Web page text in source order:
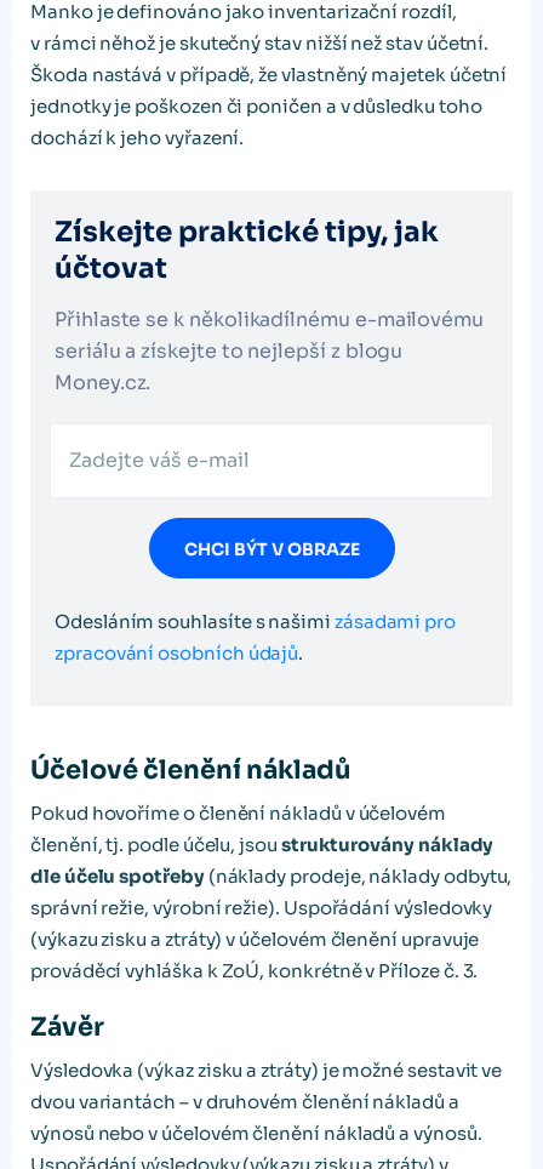
Manko je definováno jako inventarizační rozdíl,
v rámci něhož je skutečný stav nižší než stav účetní.
Škoda nastává v případě, že vlastněný majetek účetní
jednotky je poškozen či poničen a v důsledku toho
dochází k jeho vyřazení.
Získejte praktické tipy, jak
účtovat
Přihlaste se k několikadílnému e-mailovému
seriálu a získejte to nejlepší z blogu
Money.cz.
CHCI BÝT V OBRAZE
Odesláním souhlasíte s našimi zásadami pro
zpracování osobních údajů.
Účelové členění nákladů
Pokud hovoříme o členění nákladů v účelovém
členění, tj. podle účelu, jsou strukturovány náklady
dle účelu spotřeby(náklady prodeje, náklady odbytu,
správní režie, výrobní režie). Uspořádání výsledovky
(výkazu zisku a ztráty) v účelovém členění upravuje
prováděcí vyhláška k ZoÚ, konkrétně v Příloze č. 3.
Závěr
Výsledovka (výkaz zisku a ztráty) je možné sestavit ve
dvou variantách – v druhovém členění nákladů a
výnosů nebo v účelovém členění nákladů a výnosů.
Uspořádání výsledovky (výkazu zisku a ztráty) v